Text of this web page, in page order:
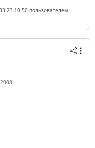
23 10:50 пользователем